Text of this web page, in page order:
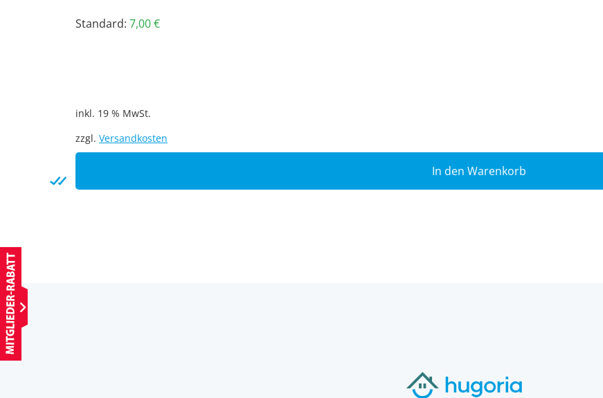
Standard: 7,00€
inkl. 19 % MwSt.
zzgl. Versandkosten
In den Warenkorb